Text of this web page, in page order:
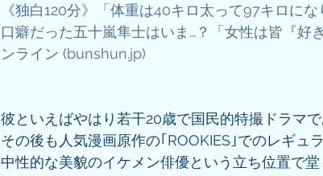
《独白120分》「体重は40キロ太って97キロに
口癖だった五十嵐隼士はいま…？「女性は皆『好
ンライン (bunshun.jp)
彼といえばやはり若干20歳で国民的特撮ドラマ
その後も人気漫画原作の｢ROOKIES｣でのレギュ
中性的な美貌のイケメン俳優という立ち位置で